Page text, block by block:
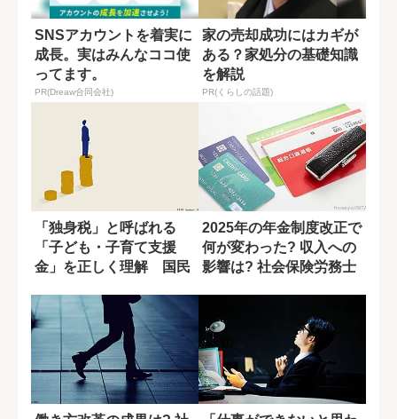
SNSアカウントを着実に
成長。実はみんなココ使
ってます。
PR(Dreaw合同会社)
家の売却成功にはカギが
ある？家処分の基礎知識
を解説
PR(くらしの話題)
「独身税」と呼ばれる
「子ども・子育て支援
金」を正しく理解 国民
2025年の年金制度改正で
何が変わった? 収入への
影響は? 社会保険労務士